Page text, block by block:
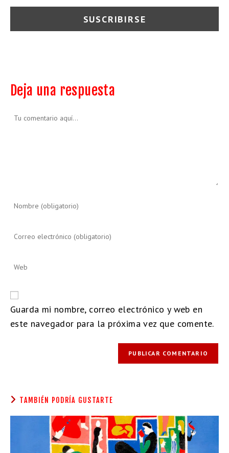
Deja una respuesta
Guarda mi nombre, correo electrónico y web en
este navegador para la próxima vez que comente.
TAMBIÉN PODRÍA GUSTARTE